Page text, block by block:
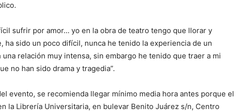
sufrir por amor… yo en la obra de teatro tengo que llorar y
ha sido un poco difícil, nunca he tenido la experiencia de un
relación muy intensa, sin embargo he tenido que traer a mi
no han sido drama y tragedia”.
evento, se recomienda llegar mínimo media hora antes porque el
la Librería Universitaria, en bulevar Benito Juárez s/n, Centro